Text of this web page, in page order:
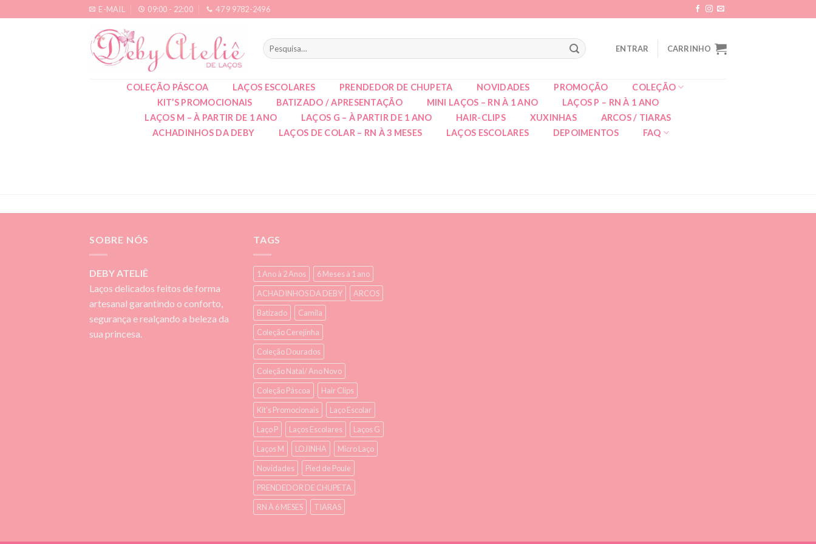
to
E-MAIL 09:00 - 22:00 47 9 9782-2496
Pesquisar
por:
ENTRAR CARRINHO
COLEÇÃO PÁSCOA LAÇOS ESCOLARES PRENDEDOR DE CHUPETA NOVIDADES PROMOÇÃO
COLEÇÃO
KIT’S PROMOCIONAIS
BATIZADO / APRESENTAÇÃO MINI LAÇOS – RN À 1 ANO
LAÇOS P – RN À 1 ANO
LAÇOS M – À PARTIR DE 1 ANO
LAÇOS G – À PARTIR DE 1 ANO HAIR-CLIPS XUXINHAS
ARCOS / TIARAS
ACHADINHOS DA DEBY
LAÇOS DE COLAR – RN À 3 MESES LAÇOS ESCOLARES DEPOIMENTOS FAQ
SOBRE NÓS
DEBY ATELIÊ
Laços delicados feitos de forma
artesanal garantindo o conforto,
segurança e realçando a beleza da
sua princesa.
TAGS
1 Ano à 2 Anos
6 Meses à 1 ano
ACHADINHOS DA DEBY
ARCOS
Batizado
Camila
Coleção Cerejinha
Coleção Dourados
Coleção Natal/ Ano Novo
Coleção Páscoa
Hair Clips
Kit's Promocionais
Laço Escolar
Laço P
Laços Escolares
Laços G
Laços M
LOJINHA
Micro Laço
Novidades
Pied de Poule
PRENDEDOR DE CHUPETA
RN À 6 MESES
TIARAS